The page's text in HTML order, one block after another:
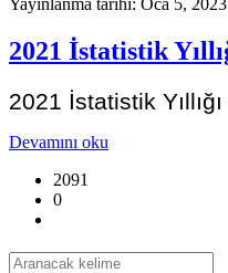
Yayınlanma tarihi: Oca 5, 2023
2021 İstatistik
2021 İstatistik
Devamını oku
2091
0